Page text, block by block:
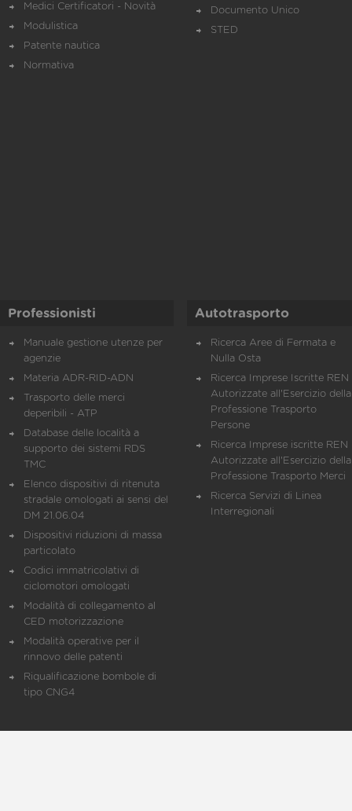
Medici Certificatori - Novità
Modulistica
Patente nautica
Normativa
Documento Unico
STED
Professionisti
Manuale gestione utenze per
agenzie
Materia ADR-RID-ADN
Trasporto delle merci
deperibili - ATP
Database delle località a
supporto dei sistemi RDS
TMC
Elenco dispositivi di ritenuta
stradale omologati ai sensi del
DM 21.06.04
Dispositivi riduzioni di massa
particolato
Codici immatricolativi di
ciclomotori omologati
Modalità di collegamento al
CED motorizzazione
Modalità operative per il
rinnovo delle patenti
Riqualificazione bombole di
tipo CNG4
Autotrasporto
Ricerca Aree di Fermata e
Nulla Osta
Ricerca Imprese Iscritte REN
Autorizzate all'Esercizio della
Professione Trasporto
Persone
Ricerca Imprese iscritte REN
Autorizzate all'Esercizio della
Professione Trasporto Merci
Ricerca Servizi di Linea
Interregionali